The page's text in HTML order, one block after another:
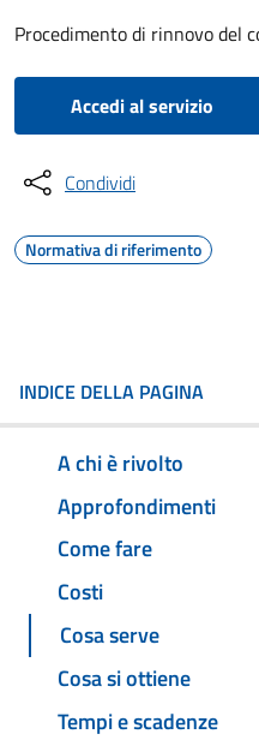
Procedimento di rinnovo del
Accedi al servizio
Condividi
Normativa di riferimento
INDICE DELLA PAGINA
A chi è rivolto
Approfondimenti
Come fare
Costi
Cosa serve
Cosa si ottiene
Tempi e scadenze